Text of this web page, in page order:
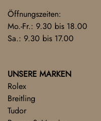
Öffnungszeiten:
Mo.-Fr.: 9.30 bis 18.00
Sa.: 9.30 bis 17.00
UNSERE MARKEN
Rolex
Breitling
Tudor